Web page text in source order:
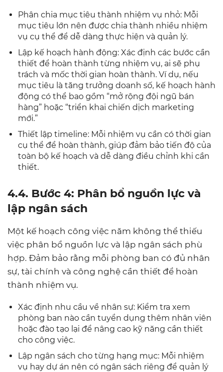
Phân chia mục tiêu thành nhiệm vụ nhỏ: Mỗi
mục tiêu lớn nên được chia thành nhiều nhiệm
vụ cụ thể để dễ dàng thực hiện và quản lý.
Lập kế hoạch hành động: Xác định các bước cần
thiết để hoàn thành từng nhiệm vụ, ai sẽ phụ
trách và mốc thời gian hoàn thành. Ví dụ, nếu
mục tiêu là tăng trưởng doanh số, kế hoạch hành
động có thể bao gồm “mở rộng đội ngũ bán
hàng” hoặc “triển khai chiến dịch marketing
mới.”
Thiết lập timeline: Mỗi nhiệm vụ cần có thời gian
cụ thể để hoàn thành, giúp đảm bảo tiến độ của
toàn bộ kế hoạch và dễ dàng điều chỉnh khi cần
thiết.
4.4. Bước 4: Phân bổ nguồn lực và
lập ngân sách
Một kế hoạch công việc năm không thể thiếu
việc phân bổ nguồn lực và lập ngân sách phù
hợp. Đảm bảo rằng mỗi phòng ban có đủ nhân
sự, tài chính và công nghệ cần thiết để hoàn
thành nhiệm vụ.
Xác định nhu cầu về nhân sự: Kiểm tra xem
phòng ban nào cần tuyển dụng thêm nhân viên
hoặc đào tạo lại để nâng cao kỹ năng cần thiết
cho công việc.
Lập ngân sách cho từng hạng mục: Mỗi nhiệm
vụ hay dự án nên có ngân sách riêng để quản lý